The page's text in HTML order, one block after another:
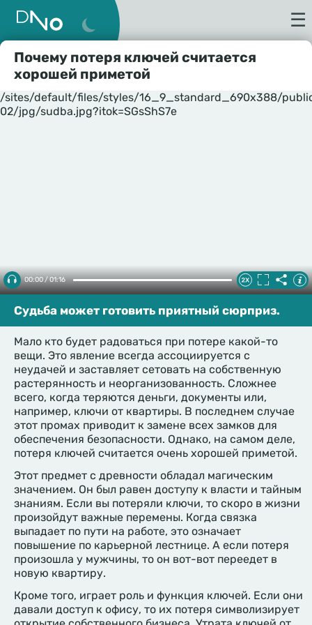
☰
Почему потеря ключей считается
хорошей приметой
/sites/default/files/styles/16_9_standard_690x388/
02/jpg/sudba.jpg?itok=SGsShS7e
00:00 / 01:16
Судьба может готовить приятный сюрприз.
Мало кто будет радоваться при потере какой-то
вещи. Это явление всегда ассоциируется с
неудачей и заставляет сетовать на собственную
растерянность и неорганизованность. Сложнее
всего, когда теряются деньги, документы или,
например, ключи от квартиры. В последнем случае
этот промах приводит к замене всех замков для
обеспечения безопасности. Однако, на самом деле,
потеря ключей считается очень хорошей приметой.
Этот предмет с древности обладал магическим
значением. Он был равен доступу к власти и тайным
знаниям. Если вы потеряли ключи, то скоро в жизни
произойдут важные перемены. Когда связка
выпадает по пути на работе, это означает
повышение по карьерной лестнице. А если потеря
произошла у мужчины, то он вот-вот переедет в
новую квартиру.
Кроме того, играет роль и функция ключей. Если они
давали доступ к офису, то их потеря символизирует